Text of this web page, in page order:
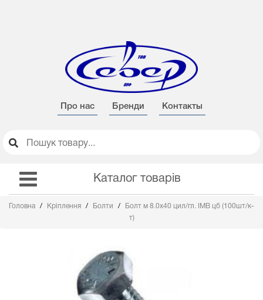
Про нас Бренди Контакты
Каталог товарів
Головна Кріплення Болти
Болт м 8.0х40 цил/гл. IMB цб (100шт/к-
т)